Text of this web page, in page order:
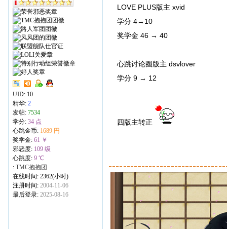
UID: 10
精华: 2
发帖: 7534
学分: 34 点
心跳金币: 1689 円
奖学金: 61 ￥
邪恶度: 109 级
心跳度: 9 ℃
: TMC抱抱团
在线时间: 2362(小时)
注册时间: 2004-11-06
最后登录: 2025-08-16
LOVE PLUS版主 xvid
学分 4→10
奖学金 46 → 40
心跳讨论圈版主 dsvlover
学分 9 → 12
四版主转正